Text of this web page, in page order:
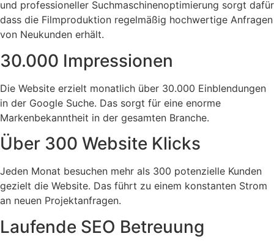
und professioneller Suchmaschinenoptimierung sorgt dafür
dass die Filmproduktion regelmäßig hochwertige Anfragen
von Neukunden erhält.
30.000 Impressionen
Die Website erzielt monatlich über 30.000 Einblendungen
in der Google Suche. Das sorgt für eine enorme
Markenbekanntheit in der gesamten Branche.
Über 300 Website Klicks
Jeden Monat besuchen mehr als 300 potenzielle Kunden
gezielt die Website. Das führt zu einem konstanten Strom
an neuen Projektanfragen.
Laufende SEO Betreuung